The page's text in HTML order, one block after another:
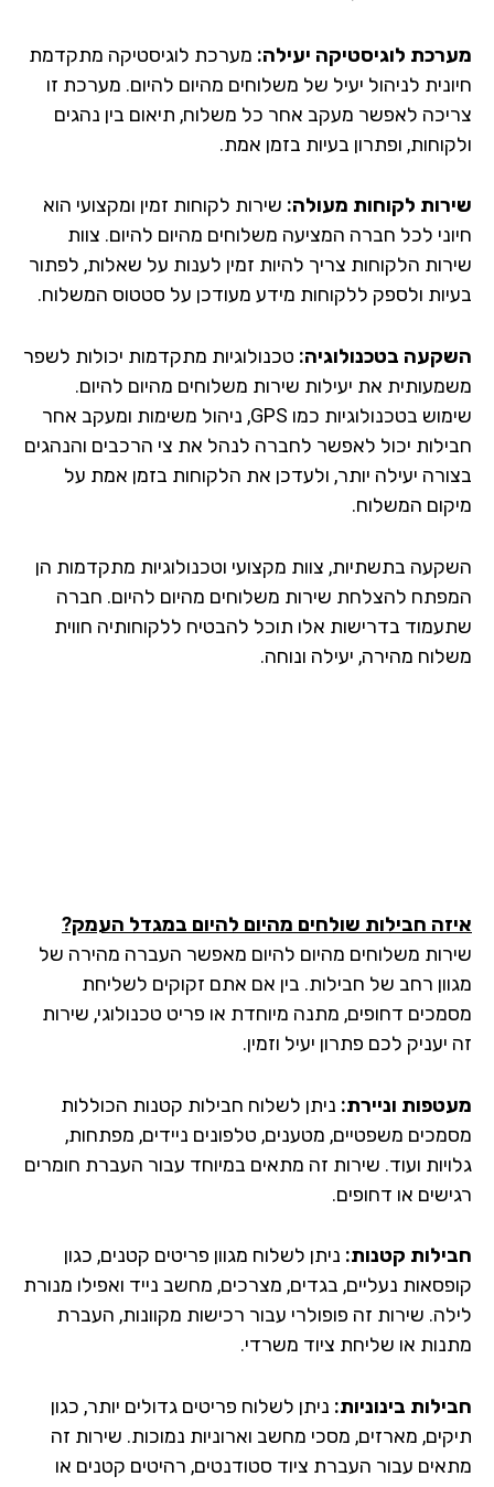
לוגיסטיקה יעילה:מערכת לוגיסטיקה מתקדמת
לניהול יעיל של משלוחים מהיום להיום. מערכת זו
לאפשר מעקב אחר כל משלוח, תיאום בין נהגים
ופתרון בעיות בזמן אמת.
לקוחות מעולה:שירות לקוחות זמין ומקצועי הוא
לכל חברה המציעה משלוחים מהיום להיום. צוות
הלקוחות צריך להיות זמין לענות על שאלות, לפתור
ולספק ללקוחות מידע מעודכן על סטטוס המשלוח.
בטכנולוגיה:טכנולוגיות מתקדמות יכולות לשפר
את יעילות שירות משלוחים מהיום להיום.
שימוש בטכנולוגיות כמו GPS, ניהול משימות ומעקב אחר
יכול לאפשר לחברה לנהל את צי הרכבים והנהגים
יעילה יותר, ולעדכן את הלקוחות בזמן אמת על
המשלוח.
בתשתיות, צוות מקצועי וטכנולוגיות מתקדמות הן
להצלחת שירות משלוחים מהיום להיום. חברה
בדרישות אלו תוכל להבטיח ללקוחותיה חווית
מהירה, יעילה ונוחה.
חבילות שולחים מהיום להיום במגדל העמק?
משלוחים מהיום להיום מאפשר העברה מהירה של
רחב של חבילות. בין אם אתם זקוקים לשליחת
דחופים, מתנה מיוחדת או פריט טכנולוגי, שירות
יעניק לכם פתרון יעיל וזמין.
וניירת:ניתן לשלוח חבילות קטנות הכוללות
משפטיים, מטענים, טלפונים ניידים, מפתחות,
ועוד. שירות זה מתאים במיוחד עבור העברת חומרים
או דחופים.
קטנות:ניתן לשלוח מגוון פריטים קטנים, כגון
נעליים, בגדים, מצרכים, מחשב נייד ואפילו מנורת
שירות זה פופולרי עבור רכישות מקוונות, העברת
או שליחת ציוד משרדי.
בינוניות:ניתן לשלוח פריטים גדולים יותר, כגון
מארזים, מסכי מחשב וארוניות נמוכות. שירות זה
עבור העברת ציוד סטודנטים, רהיטים קטנים או